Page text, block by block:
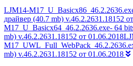
LJM14-
драйвер (40.7 mb) v.46.2.2631.18152
M17_U_Basicx64_46.2.2636.exe- 64
mb) v.46.2.2631.18152 от
mb) v.46.2.2631.18152 от 01.06.2018